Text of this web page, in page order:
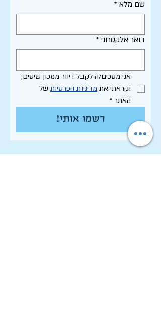
שם מלא *
דואר אלקטרוני *
וקראתי את מדיניות הפרטיות
האתר *
רשמו אותי!
תקנון האתר - שימוש, פרטיות וסחר